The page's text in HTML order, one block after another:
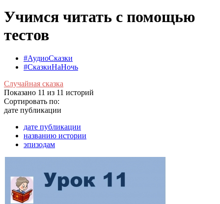
Учимся читать с помощью
тестов
#АудиоСказки
#СказкиНаНочь
Случайная сказка
Показано 11 из 11 историй
Сортировать по:
дате публикации
дате публикации
названию истории
эпизодам